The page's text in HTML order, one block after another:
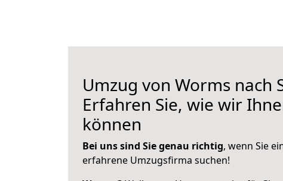
Umzug von Worms nach
Erfahren Sie, wie wir
können
Bei uns sind Sie genau richtig, wenn Sie
erfahrene Umzugsfirma suchen!